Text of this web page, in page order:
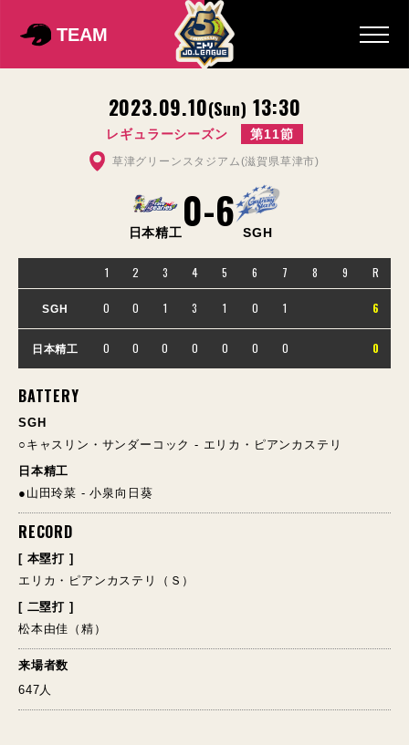
TEAM
2023.09.10(Sun) 13:30
レギュラーシーズン 第11節
草津グリーンスタジアム(滋賀県草津市)
日本精工0-6 SGH
1 2 3 4 5 6 7 8 9 R
SGH 0 0 1 3 1 0 1 6
日本精工 0 0 0 0 0 0 0 0
BATTERY
SGH
○キャスリン・サンダーコック - エリカ・ピアンカステリ
日本精工
●山田玲菜 - 小泉向日葵
RECORD
[ 本塁打 ]
エリカ・ピアンカステリ（Ｓ）
[ 二塁打 ]
松本由佳（精）
来場者数
647人